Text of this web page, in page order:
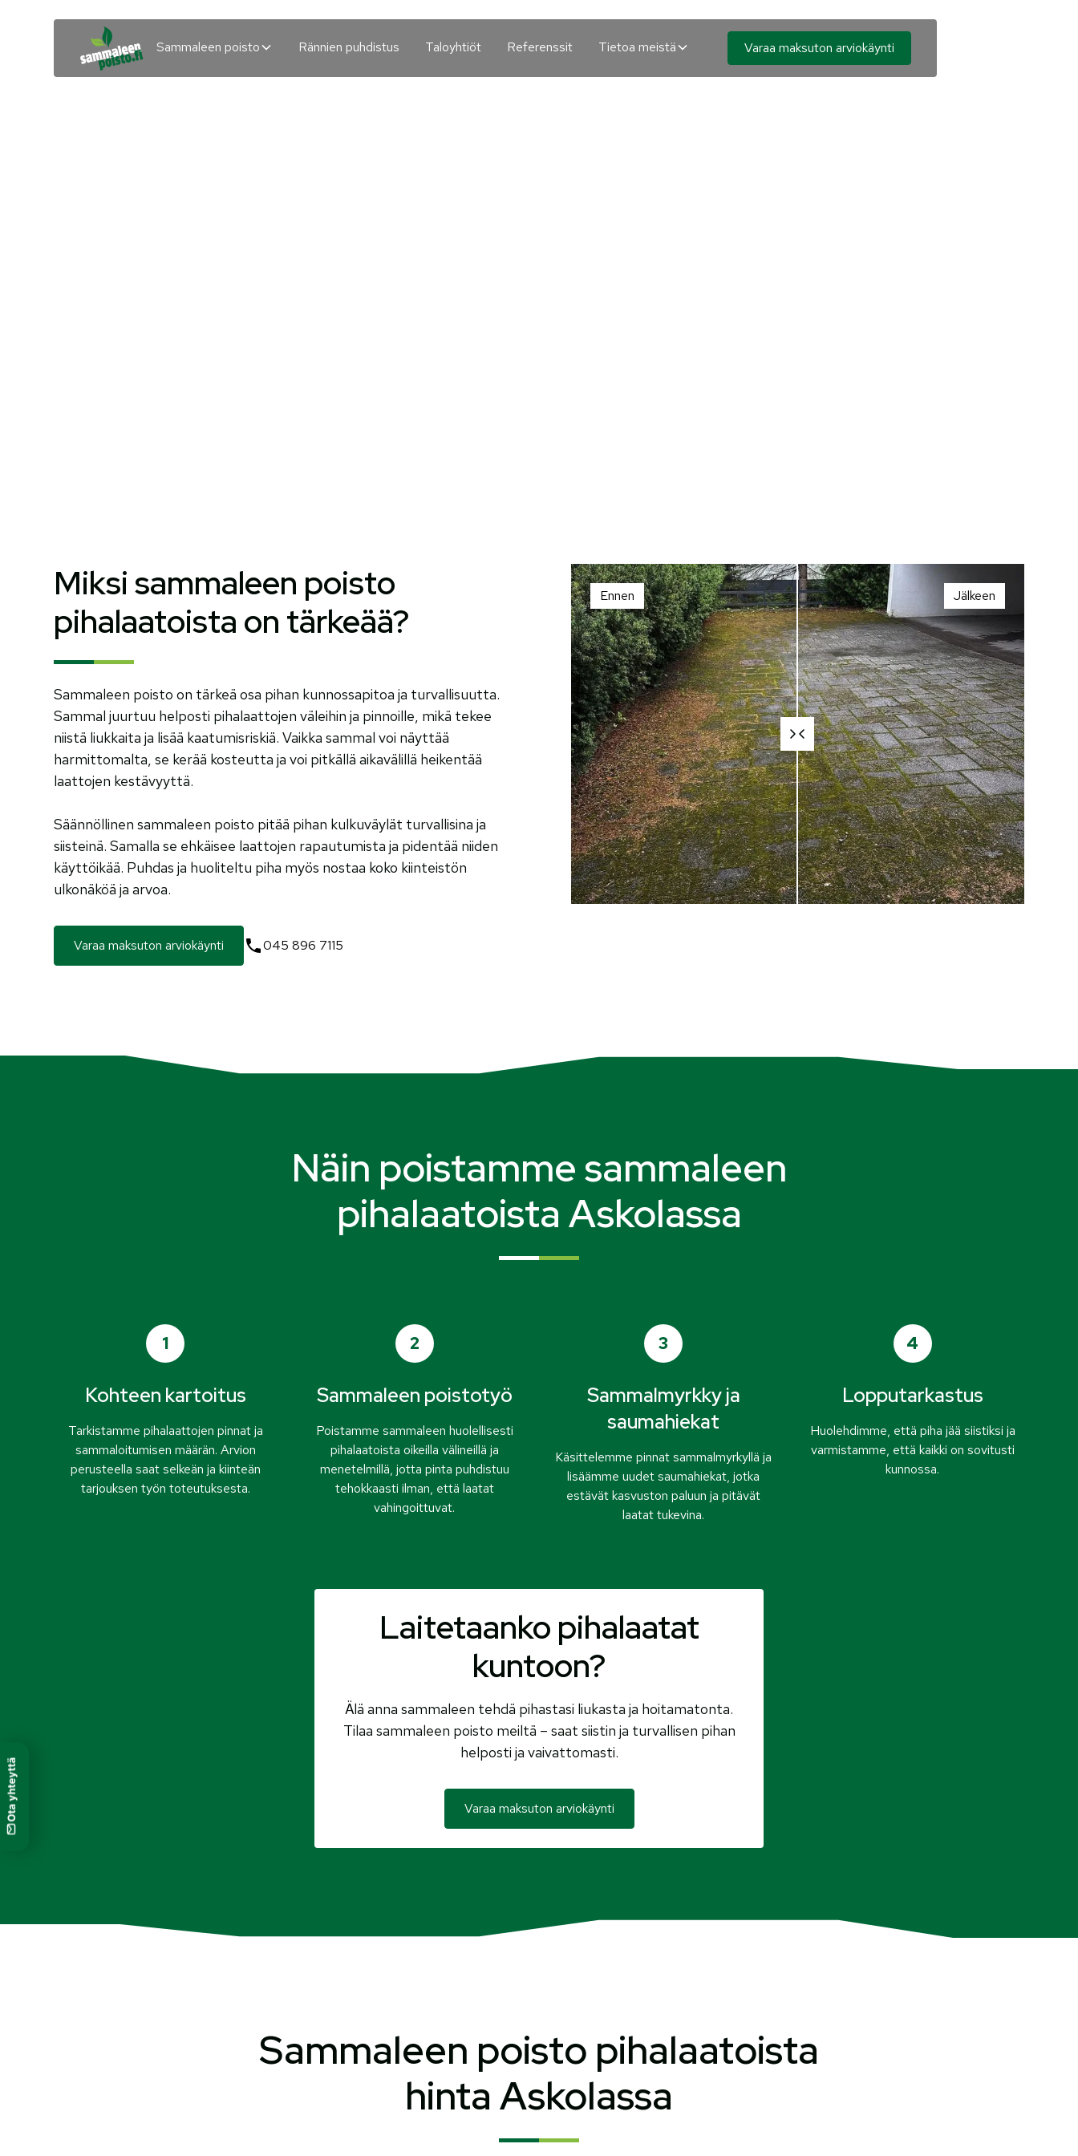
Sammaleen poisto Rännien puhdistus Taloyhtiöt Referenssit Tietoa meistä Varaa maksuton arviokäynti
Miksi sammaleen poisto
pihalaatoista on tärkeää?
Sammaleen poisto on tärkeä osa pihan kunnossapitoa ja turvallisuutta.
Sammal juurtuu helposti pihalaattojen väleihin ja pinnoille, mikä tekee
niistä liukkaita ja lisää kaatumisriskiä. Vaikka sammal voi näyttää
harmittomalta, se kerää kosteutta ja voi pitkällä aikavälillä heikentää
laattojen kestävyyttä.
Säännöllinen sammaleen poisto pitää pihan kulkuväylät turvallisina ja
siisteinä. Samalla se ehkäisee laattojen rapautumista ja pidentää niiden
käyttöikää. Puhdas ja huoliteltu piha myös nostaa koko kiinteistön
ulkonäköä ja arvoa.
Varaa maksuton arviokäynti 045 896 7115
Ennen Jälkeen
Näin poistamme sammaleen
pihalaatoista Askolassa
1
Kohteen kartoitus
Tarkistamme pihalaattojen pinnat ja
sammaloitumisen määrän. Arvion
perusteella saat selkeän ja kiinteän
tarjouksen työn toteutuksesta.
2
Sammaleen poistotyö
Poistamme sammaleen huolellisesti
pihalaatoista oikeilla välineillä ja
menetelmillä, jotta pinta puhdistuu
tehokkaasti ilman, että laatat
vahingoittuvat.
3
Sammalmyrkky ja
saumahiekat
Käsittelemme pinnat sammalmyrkyllä ja
lisäämme uudet saumahiekat, jotka
estävät kasvuston paluun ja pitävät
laatat tukevina.
4
Lopputarkastus
Huolehdimme, että piha jää siistiksi ja
varmistamme, että kaikki on sovitusti
kunnossa.
Laitetaanko pihalaatat
kuntoon?
Älä anna sammaleen tehdä pihastasi liukasta ja hoitamatonta.
Tilaa sammaleen poisto meiltä – saat siistin ja turvallisen pihan
helposti ja vaivattomasti.
Varaa maksuton arviokäynti
Sammaleen poisto pihalaatoista
hinta Askolassa
Ota yhteyttä